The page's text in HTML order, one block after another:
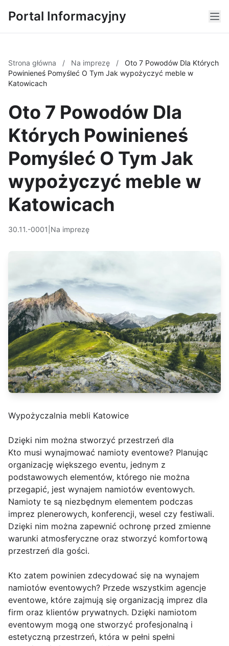
Portal Informacyjny
Strona główna / Na imprezę /
Oto 7 Powodów Dla Których
Powinieneś Pomyśleć O Tym Jak wypożyczyć meble w
Katowicach
Oto 7 Powodów Dla
Których Powinieneś
Pomyśleć O Tym Jak
wypożyczyć meble w
Katowicach
30.11.-0001 Na imprezę
Wypożyczalnia mebli Katowice
Dzięki nim można stworzyć przestrzeń dla
Kto musi wynajmować namioty eventowe? Planując
organizację większego eventu, jednym z
podstawowych elementów, którego nie można
przegapić, jest wynajem namiotów eventowych.
Namioty te są niezbędnym elementem podczas
imprez plenerowych, konferencji, wesel czy festiwali.
Dzięki nim można zapewnić ochronę przed zmienne
warunki atmosferyczne oraz stworzyć komfortową
przestrzeń dla gości.
Kto zatem powinien zdecydować się na wynajem
namiotów eventowych? Przede wszystkim agencje
eventowe, które zajmują się organizacją imprez dla
firm oraz klientów prywatnych. Dzięki namiotom
eventowym mogą one stworzyć profesjonalną i
estetyczną przestrzeń, która w pełni spełni